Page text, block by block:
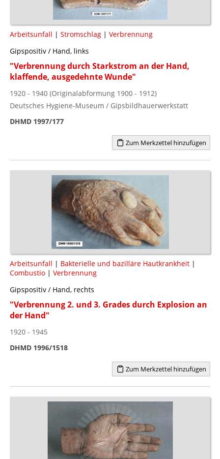
Arbeitsunfall | Stromschlag | Verbrennung
Gipspositiv / Hand, links
"Verbrennung durch Starkstrom an der Hand,
klaffende, ausgedehnte Wunde"
1920 - 1940 (Originalabformung 1900 - 1912)
Deutsches Hygiene-Museum / Gipsbildhauerwerkstatt
DHMD 1997/177
Zum Merkzettel hinzufügen
Arbeitsunfall | Bakterielle und bazilläre Hautkrankheit |
Combustio | Verbrennung
Gipspositiv / Hand, rechts
"Verbrennung 2. und 3. Grades durch Explosion an
der Hand"
1920 - 1945
DHMD 1996/1518
Zum Merkzettel hinzufügen